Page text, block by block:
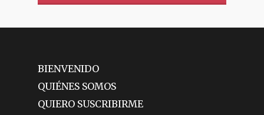
BIENVENIDO
QUIÉNES SOMOS
QUIERO SUSCRIBIRME